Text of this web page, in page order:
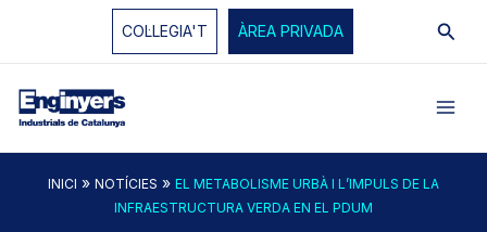
COL·LEGIA'T ÀREA PRIVADA
INICI » NOTÍCIES » EL METABOLISME URBÀ I L’IMPULS DE LA
INFRAESTRUCTURA VERDA EN EL PDUM